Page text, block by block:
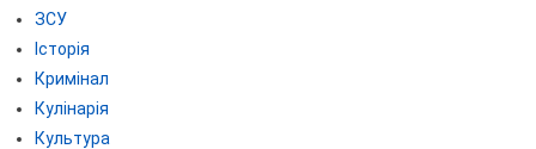
ЗСУ
Історія
Кримінал
Кулінарія
Культура